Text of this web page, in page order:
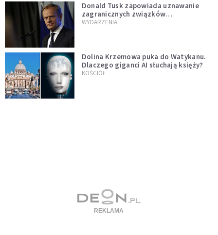
Donald Tusk zapowiada uznawanie
zagranicznych związków
jednopłciowych. "Państwo oblało ten
WYDARZENIA
Dolina Krzemowa puka do Watykanu.
Dlaczego giganci AI słuchają księży?
KOŚCIÓŁ